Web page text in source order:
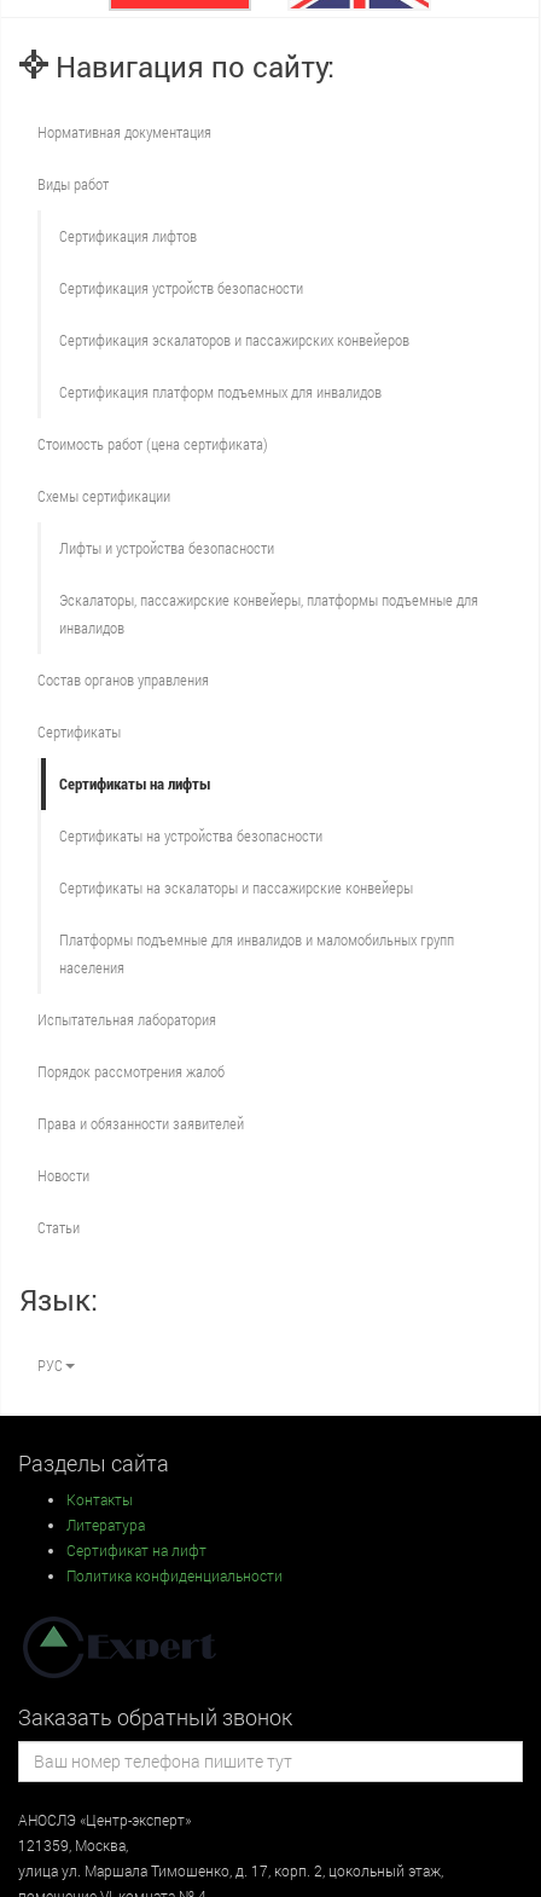
Навигация по сайту:
Нормативная документация
Виды работ
Сертификация лифтов
Сертификация устройств безопасности
Сертификация эскалаторов и пассажирских конвейеров
Сертификация платформ подъемных для инвалидов
Стоимость работ (цена сертификата)
Схемы сертификации
Лифты и устройства безопасности
Эскалаторы, пассажирские конвейеры, платформы подъемные для
инвалидов
Состав органов управления
Сертификаты
Сертификаты на лифты
Сертификаты на устройства безопасности
Сертификаты на эскалаторы и пассажирские конвейеры
Платформы подъемные для инвалидов и маломобильных групп
населения
Испытательная лаборатория
Порядок рассмотрения жалоб
Права и обязанности заявителей
Новости
Статьи
Язык:
РУС
Разделы сайта
Контакты
Литература
Сертификат на лифт
Политика конфиденциальности
Заказать обратный звонок
АНОСЛЭ «Центр-эксперт»
121359 Москва
улицаул. Маршала Тимошенко, д. 17, корп. 2, цокольный этаж